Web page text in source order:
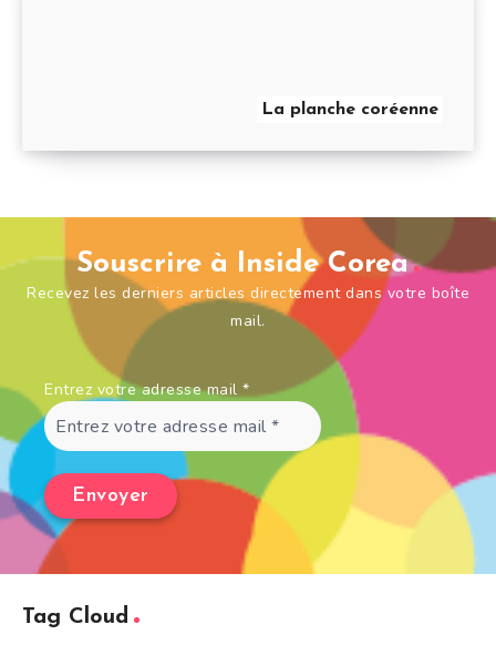
La planche coréenne
Souscrire à Inside Corea
Recevez les derniers articles directement dans votre boîte
mail.
Entrez votre adresse mail *
Tag Cloud